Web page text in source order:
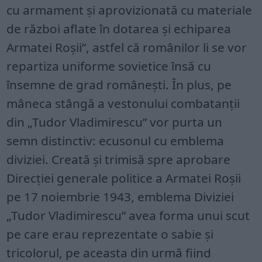
cu armament și aprovizionată cu materiale
de război aflate în dotarea și echiparea
Armatei Roșii”, astfel că românilor li se vor
repartiza uniforme sovietice însă cu
însemne de grad românești. În plus, pe
mâneca stângă a vestonului combatanții
din „Tudor Vladimirescu” vor purta un
semn distinctiv: ecusonul cu emblema
diviziei. Creată și trimisă spre aprobare
Direcției generale politice a Armatei Roșii
pe 17 noiembrie 1943, emblema Diviziei
„Tudor Vladimirescu” avea forma unui scut
pe care erau reprezentate o sabie și
tricolorul, pe aceasta din urmă fiind